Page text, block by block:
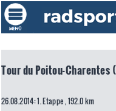
Tour du Poitou-Charentes
26.08.2014: 1. Etappe , 192.0 km